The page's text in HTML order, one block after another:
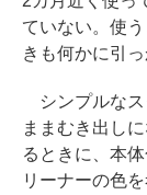
ていない。使
きも何かに引
シンプルなス
ままむき出し
るときに、本
リーナーの色